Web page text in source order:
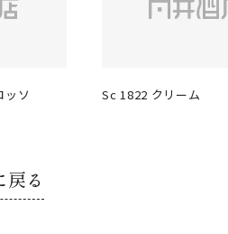
ッソ
Sc 1822 クリーム
戻る